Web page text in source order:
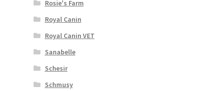
Rosie's Farm
Royal Canin
Royal Canin VET
Sanabelle
Schesir
Schmusy